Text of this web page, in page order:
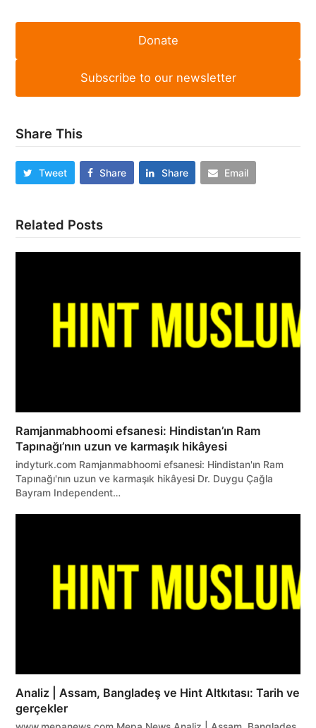
Donate
Subscribe to our newsletter
Share This
Tweet Share Share Email
Related Posts
Ramjanmabhoomi efsanesi: Hindistan’ın Ram
Tapınağı’nın uzun ve karmaşık hikâyesi
indyturk.com Ramjanmabhoomi efsanesi: Hindistan'ın Ram
Tapınağı'nın uzun ve karmaşık hikâyesi Dr. Duygu Çağla
Bayram Independent…
Analiz | Assam, Bangladeş ve Hint Altkıtası: Tarih ve
gerçekler